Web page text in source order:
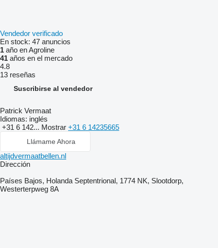
Vendedor verificado
En stock: 47 anuncios
1 año en Agroline
41 años en el mercado
4.8
13 reseñas
Suscribirse al vendedor
Patrick Vermaat
Idiomas: inglés
+31 6 142... Mostrar +31 6 14235665
Llámame Ahora
altijdvermaatbellen.nl
Dirección
Países Bajos, Holanda Septentrional, 1774 NK, Slootdorp,
Westerterpweg 8A